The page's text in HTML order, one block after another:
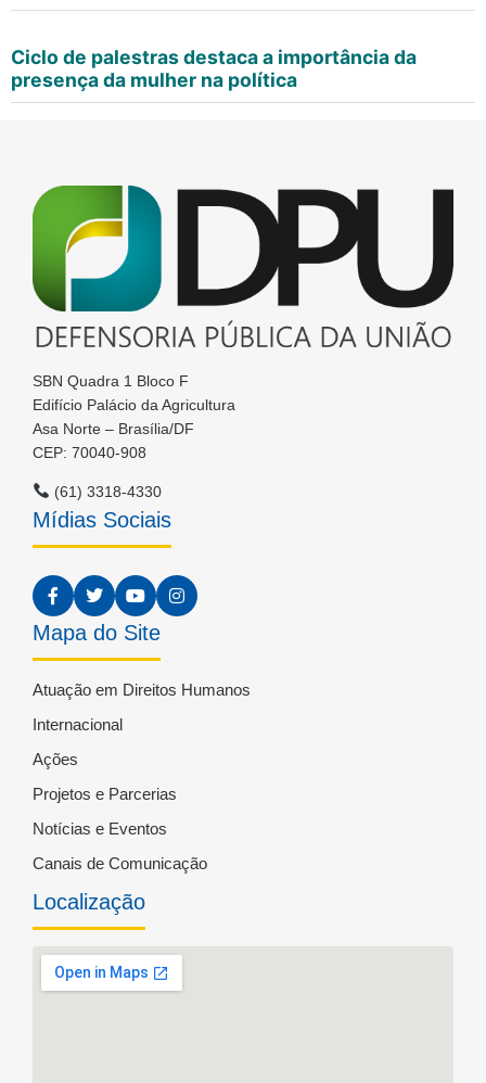
Ciclo de palestras destaca a importância da
presença da mulher na política
SBN Quadra 1 Bloco F
Edifício Palácio da Agricultura
Asa Norte – Brasília/DF
CEP: 70040-908
(61) 3318-4330
Mídias Sociais
Mapa do Site
Atuação em Direitos Humanos
Internacional
Ações
Projetos e Parcerias
Notícias e Eventos
Canais de Comunicação
Localização